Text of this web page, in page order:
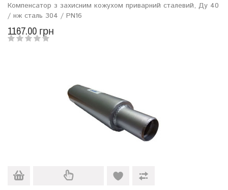
Компенсатор з захисним кожухом приварний сталевий, Ду 40
/ нж сталь 304 / PN16
1167.00 грн